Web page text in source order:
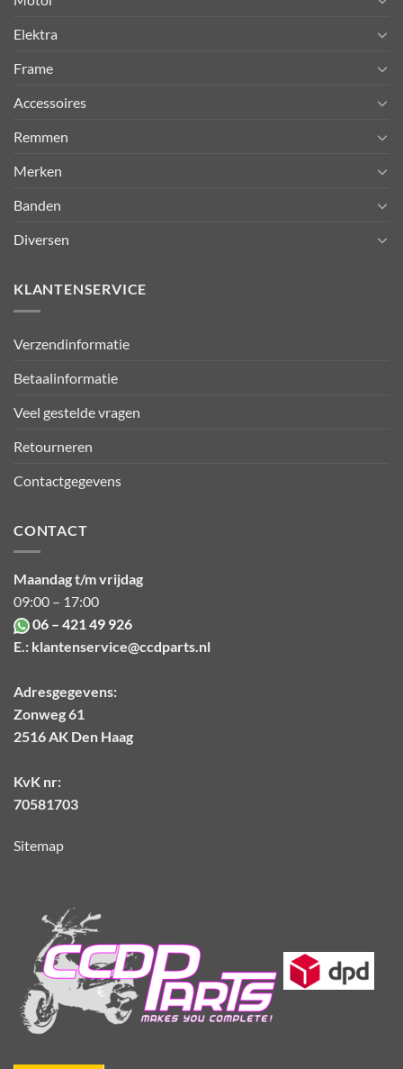
Elektra
Frame
Accessoires
Remmen
Merken
Banden
Diversen
KLANTENSERVICE
Verzendinformatie
Betaalinformatie
Veel gestelde vragen
Retourneren
Contactgegevens
CONTACT
Maandag t/m vrijdag
09:00 – 17:00
06 – 421 49 926
E.: klantenservice@ccdparts.nl
Adresgegevens:
Zonweg 61
2516 AK Den Haag
KvK nr:
70581703
Sitemap